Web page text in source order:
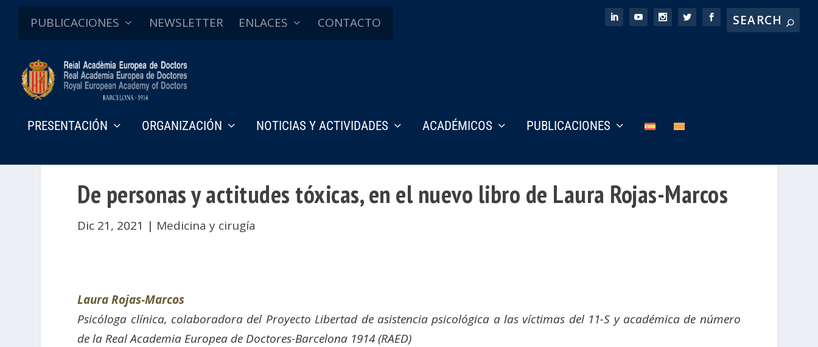
PUBLICACIONES NEWSLETTER ENLACES CONTACTO
PRESENTACIÓN ORGANIZACIÓN NOTICIAS Y ACTIVIDADES ACADÉMICOS PUBLICACIONES
De personas y actitudes tóxicas, en el nuevo libro de Laura Rojas-Marcos
Dic 21, 2021 | Medicina y cirugía
Laura Rojas-Marcos
Psicóloga clínica, colaboradora del Proyecto Libertad de asistencia psicológica a las víctimas del 11-S y académica de número
de la Real Academia Europea de Doctores-Barcelona 1914 (RAED)